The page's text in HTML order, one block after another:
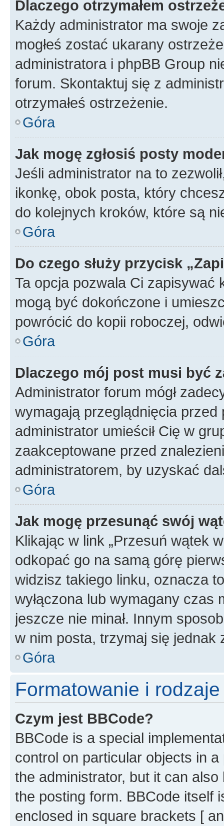
Dlaczego otrzymałem
Każdy administrator ma swoje
mogłeś zostać ukarany
administratora i phpBB Group
forum. Skontaktuj się z
otrzymałeś ostrzeżenie.
Góra
Jak mogę zgłosiś posty
Jeśli administrator na to
ikonkę, obok posta, który
do kolejnych kroków, które są
Góra
Do czego służy przycisk
Ta opcja pozwala Ci zapisywać
mogą być dokończone i
powrócić do kopii roboczej,
Góra
Dlaczego mój post musi być
Administrator forum mógł
wymagają przeglądnięcia
administrator umieścił Cię w
zaakceptowane przed
administratorem, by uzyskać
Góra
Jak mogę przesunąć swój
Klikając w link „Przesuń wątek
odkopać go na samą górę
widzisz takiego linku, oznacza
wyłączona lub wymagany czas
jeszcze nie minał. Innym
w nim posta, trzymaj się jednak
Góra
Formatowanie i
Czym jest BBCode?
BBCode is a special
control on particular objects in
the administrator, but it can
the posting form. BBCode itself
enclosed in square brackets [